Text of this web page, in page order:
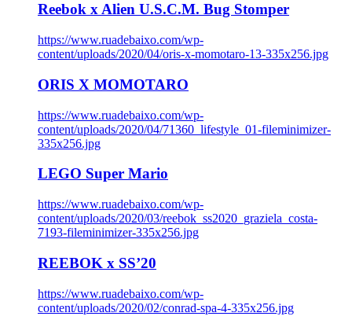
Reebok x Alien U.S.C.M. Bug Stomper
https://www.ruadebaixo.com/wp-
content/uploads/2020/04/oris-x-momotaro-13-335x256.jpg
ORIS X MOMOTARO
https://www.ruadebaixo.com/wp-
content/uploads/2020/04/71360_lifestyle_01-fileminimizer-
335x256.jpg
LEGO Super Mario
https://www.ruadebaixo.com/wp-
content/uploads/2020/03/reebok_ss2020_graziela_costa-
7193-fileminimizer-335x256.jpg
REEBOK x SS’20
https://www.ruadebaixo.com/wp-
content/uploads/2020/02/conrad-spa-4-335x256.jpg